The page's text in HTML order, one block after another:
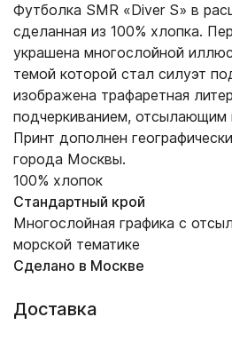
Футболка SMR «Diver S» в
сделанная из 100% хлопка.
украшена многослойной
темой которой стал силуэт
изображена трафаретная
подчеркиванием, отсылающим
Принт дополнен
города Москвы.
100% хлопок
Стандартный крой
Многослойная графика с
морской тематике
Сделано в Москве
Доставка